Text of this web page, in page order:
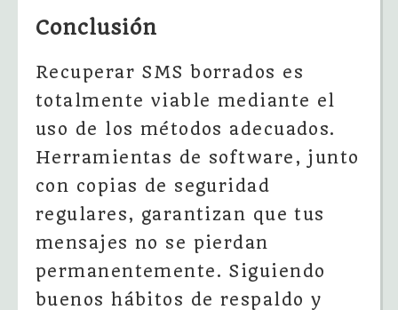
Conclusión
Recuperar SMS borrados es
totalmente viable mediante el
uso de los métodos adecuados.
Herramientas de software, junto
con copias de seguridad
regulares, garantizan que tus
mensajes no se pierdan
permanentemente. Siguiendo
buenos hábitos de respaldo y